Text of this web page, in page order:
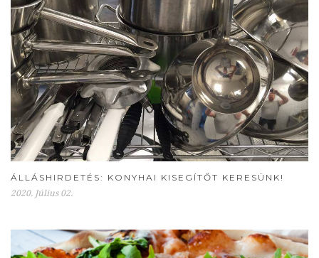
ÁLLÁSHIRDETÉS: KONYHAI KISEGÍTŐT KERESÜNK!
2020. Július 02.